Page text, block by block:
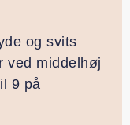
og svits
ved middelhøj
9 på